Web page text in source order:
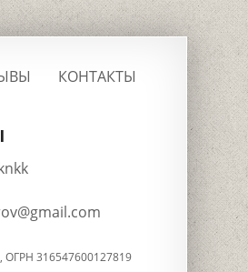
КОНТАКТЫ
ОГРН 316547600127819